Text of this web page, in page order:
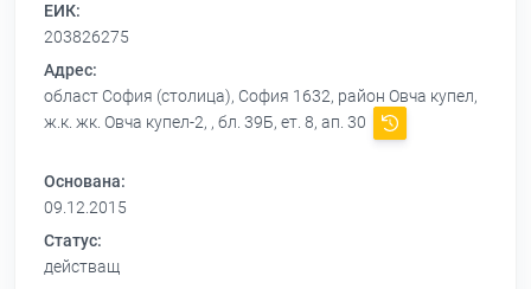
ЕИК:
203826275
Адрес:
област София (столица), София 1632, район Овча купел,
ж.к. жк. Овча купел-2, , бл. 39Б, ет. 8, ап. 30
Основана:
09.12.2015
Статус:
действащ